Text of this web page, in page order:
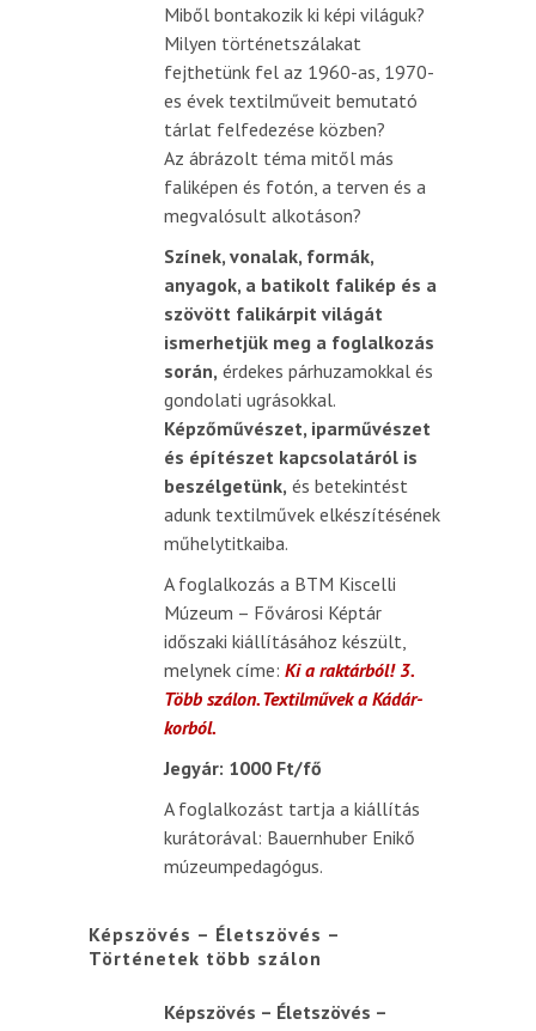
Miből bontakozik ki képi világuk?
Milyen történetszálakat
fejthetünk fel az 1960-as, 1970-
es évek textilműveit bemutató
tárlat felfedezése közben?
Az ábrázolt téma mitől más
faliképen és fotón, a terven és a
megvalósult alkotáson?
Színek, vonalak, formák,
anyagok, a batikolt falikép és a
szövött falikárpit világát
ismerhetjük meg a foglalkozás
során, érdekes párhuzamokkal és
gondolati ugrásokkal.
Képzőművészet, iparművészet
és építészet kapcsolatáról is
beszélgetünk, és betekintést
adunk textilművek elkészítésének
műhelytitkaiba.
A foglalkozás a BTM Kiscelli
Múzeum – Fővárosi Képtár
időszaki kiállításához készült,
melynek címe: Ki a raktárból! 3.
Több szálon. Textilművek a Kádár-
korból.
Jegyár: 1000 Ft/fő
A foglalkozást tartja a kiállítás
kurátorával: Bauernhuber Enikő
múzeumpedagógus.
Képszövés – Életszövés –
Történetek több szálon
Képszövés – Életszövés –